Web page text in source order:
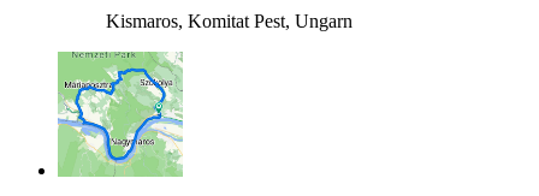
Kismaros, Komitat Pest, Ungarn